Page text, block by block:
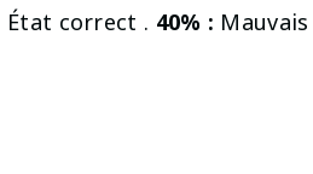
État correct . 40% :